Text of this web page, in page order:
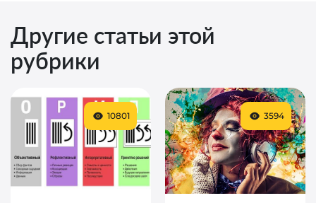
Другие статьи этой
рубрики
10801 3594